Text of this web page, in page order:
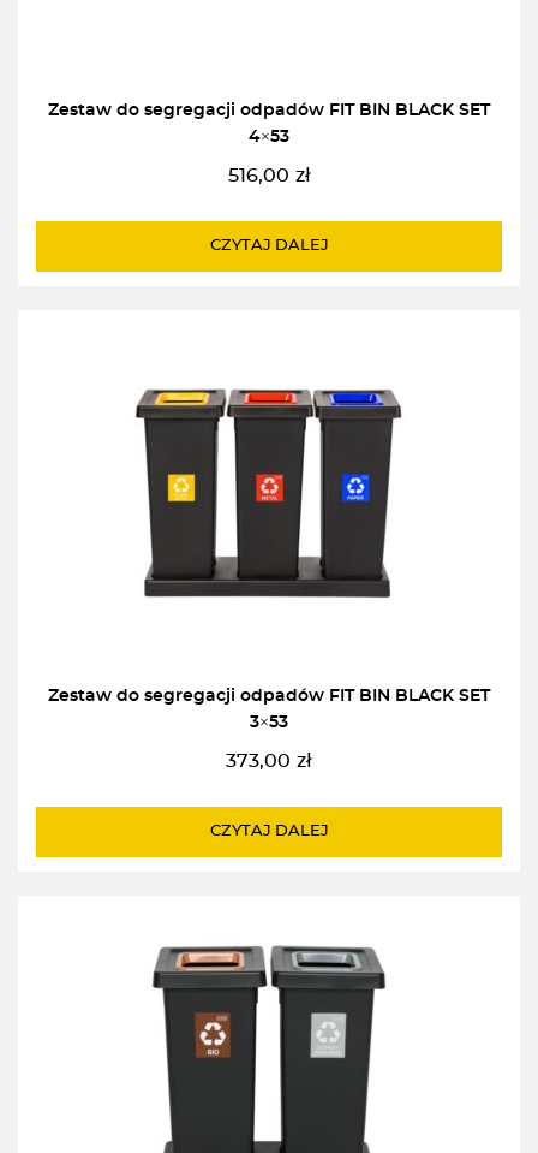
Zestaw do segregacji odpadów FIT BIN BLACK SET
4×53
516,00 zł
CZYTAJ DALEJ
Zestaw do segregacji odpadów FIT BIN BLACK SET
3×53
373,00 zł
CZYTAJ DALEJ